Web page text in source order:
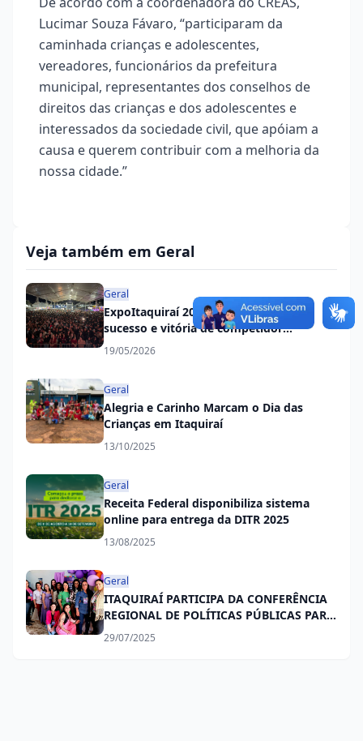
Lucimar Souza Fávaro, “participaram da
caminhada crianças e adolescentes,
vereadores, funcionários da prefeitura
municipal, representantes dos conselhos de
direitos das crianças e dos adolescentes e
interessados da sociedade civil, que apóiam a
causa e querem contribuir com a melhoria da
nossa cidade.”
Veja também em Geral
Geral
ExpoItaquiraí 2026 é encerrada com
sucesso e vitória de competidor
itaquiraiense
19/05/2026
Geral
Alegria e Carinho Marcam o Dia das
Crianças em Itaquiraí
13/10/2025
Geral
Receita Federal disponibiliza sistema
online para entrega da DITR 2025
13/08/2025
Geral
ITAQUIRAÍ PARTICIPA DA CONFERÊNCIA
REGIONAL DE POLÍTICAS PÚBLICAS PARA
MULHERES EM ELDORADO
29/07/2025